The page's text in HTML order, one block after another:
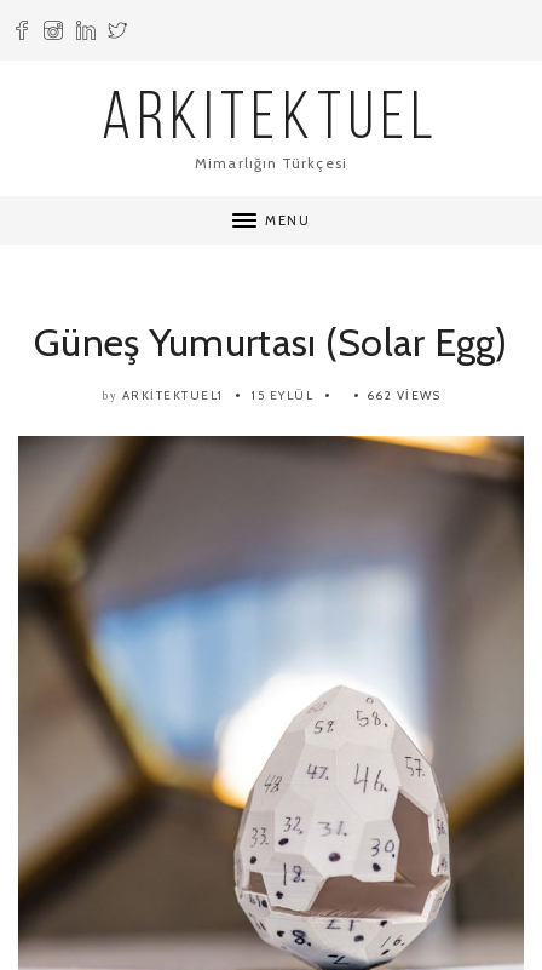
ARKITEKTUEL
Mimarlığın Türkçesi
MENU
Güneş Yumurtası (Solar Egg)
by ARKITEKTUEL1 15 EYLÜL 662 VIEWS